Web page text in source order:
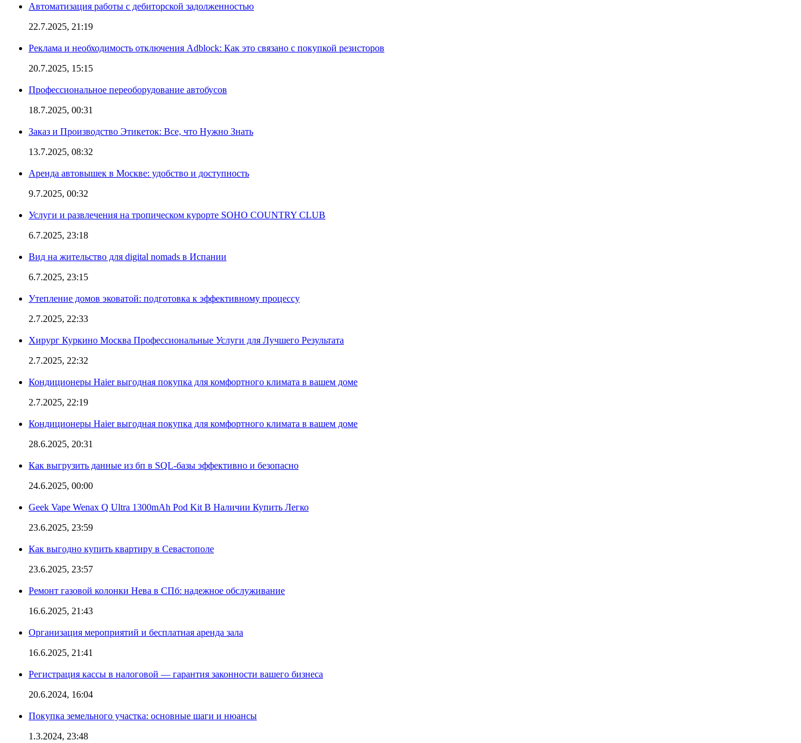
Автоматизация работы с дебиторской задолженностью
22.7.2025, 21:19
Реклама и необходимость отключения Adblock: Как это связано с покупкой резисторов
20.7.2025, 15:15
Профессиональное переоборудование автобусов
18.7.2025, 00:31
Заказ и Производство Этикеток: Все, что Нужно Знать
13.7.2025, 08:32
Аренда автовышек в Москве: удобство и доступность
9.7.2025, 00:32
Услуги и развлечения на тропическом курорте SOHO COUNTRY CLUB
6.7.2025, 23:18
Вид на жительство для digital nomads в Испании
6.7.2025, 23:15
Утепление домов эковатой: подготовка к эффективному процессу
2.7.2025, 22:33
Хирург Куркино Москва Профессиональные Услуги для Лучшего Результата
2.7.2025, 22:32
Кондиционеры Haier выгодная покупка для комфортного климата в вашем доме
2.7.2025, 22:19
Кондиционеры Haier выгодная покупка для комфортного климата в вашем доме
28.6.2025, 20:31
Как выгрузить данные из бп в SQL-базы эффективно и безопасно
24.6.2025, 00:00
Geek Vape Wenax Q Ultra 1300mAh Pod Kit В Наличии Купить Легко
23.6.2025, 23:59
Как выгодно купить квартиру в Севастополе
23.6.2025, 23:57
Ремонт газовой колонки Нева в СПб: надежное обслуживание
16.6.2025, 21:43
Организация мероприятий и бесплатная аренда зала
16.6.2025, 21:41
Регистрация кассы в налоговой — гарантия законности вашего бизнеса
20.6.2024, 16:04
Покупка земельного участка: основные шаги и нюансы
1.3.2024, 23:48